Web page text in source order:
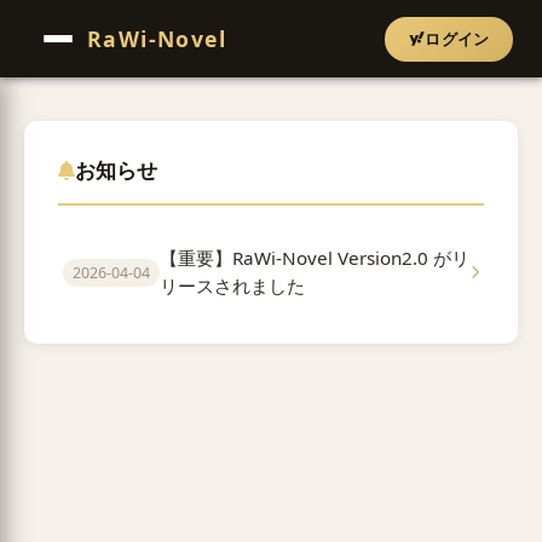
RaWi-Novel ログイン
お知らせ
2026-04-04
【重要】RaWi-Novel Version2.0 がリ
リースされました